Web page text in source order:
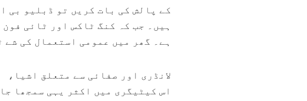
کے پالش کی بات کریں تو ڈبلیو بی
ہیں۔ جب کہ کنگ ٹاکس اور ٹائی
ہے۔ گھر میں عمومی استعمال کی شے
لانڈری اور صفائی سے متعلق اشیا،
اس کیٹیگری میں اکثر یہی سمجھا